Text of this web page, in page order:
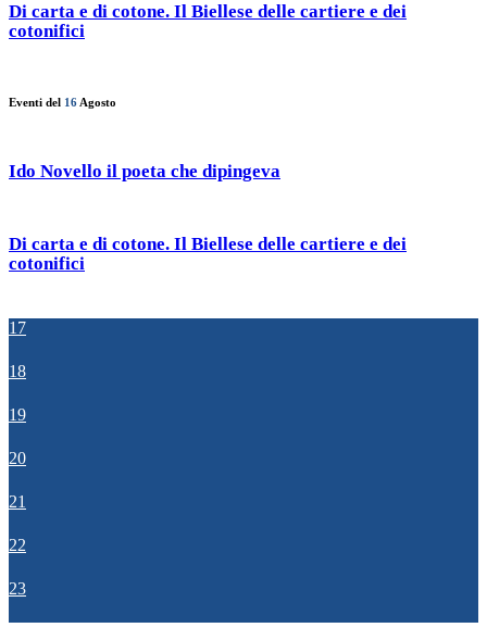
Di carta e di cotone. Il Biellese delle cartiere e dei
cotonifici
Eventi del 16 Agosto
Ido Novello il poeta che dipingeva
Di carta e di cotone. Il Biellese delle cartiere e dei
cotonifici
17
18
19
20
21
22
23